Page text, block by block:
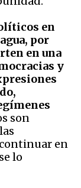
en
por
en una
y
son
en
lo